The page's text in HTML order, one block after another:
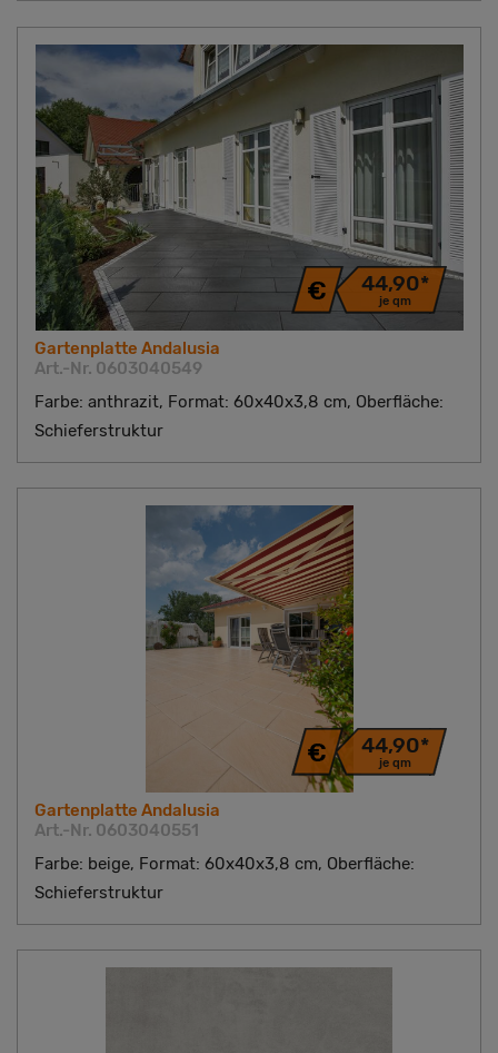
44,90*
je qm
Gartenplatte Andalusia
Art.-Nr. 0603040549
Farbe: anthrazit, Format: 60x40x3,8 cm, Oberfläche:
Schieferstruktur
44,90*
je qm
Gartenplatte Andalusia
Art.-Nr. 0603040551
Farbe: beige, Format: 60x40x3,8 cm, Oberfläche:
Schieferstruktur